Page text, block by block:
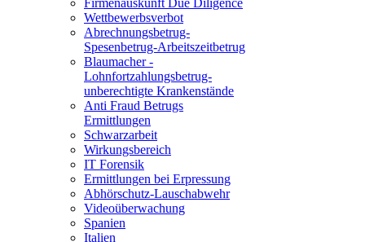
Firmenauskunft Due Diligence
Wettbewerbsverbot
Abrechnungsbetrug-
Spesenbetrug-Arbeitszeitbetrug
Blaumacher -
Lohnfortzahlungsbetrug-
unberechtigte Krankenstände
Anti Fraud Betrugs
Ermittlungen
Schwarzarbeit
Wirkungsbereich
IT Forensik
Ermittlungen bei Erpressung
Abhörschutz-Lauschabwehr
Videoüberwachung
Spanien
Italien